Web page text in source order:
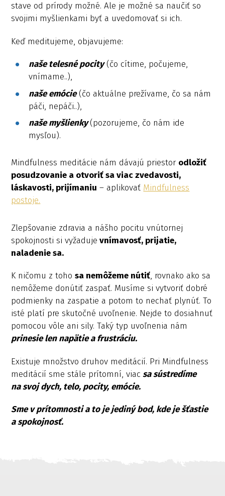
stave od prírody možné. Ale je možné sa naučiť so
svojimi myšlienkami byť a uvedomovať si ich.
Keď meditujeme, objavujeme:
naše telesné pocity(čo cítime, počujeme,
vnímame..),
naše emócie(čo aktuálne prežívame, čo sa nám
páči, nepáči..),
naše myšlienky(pozorujeme, čo nám ide
mysľou).
Mindfulness meditácie nám dávajú priestor odložiť
posudzovanie a otvoriť sa viac zvedavosti,
láskavosti, prijímaniu – aplikovať Mindfulness
postoje.
Zlepšovanie zdravia a nášho pocitu vnútornej
spokojnosti si vyžaduje vnímavosť, prijatie,
naladenie sa.
K ničomu z tohosa nemôžeme nútiť, rovnako ako sa
nemôžeme donútiť zaspať. Musíme si vytvoriť dobré
podmienky na zaspatie a potom to nechať plynúť. To
isté platí pre skutočné uvoľnenie. Nejde to dosiahnuť
pomocou vôle ani sily. Taký typ uvoľnenia nám
prinesie len napätie a frustráciu.
Existuje množstvo druhov meditácií. Pri Mindfulness
meditácií sme stále prítomní, viac sa sústredíme
na svoj dych, telo, pocity, emócie.
Sme v prítomnosti a to je jediný bod, kde je šťastie
a spokojnosť.